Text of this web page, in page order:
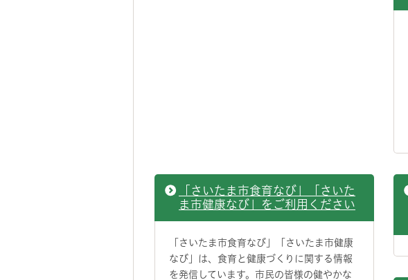
「さいたま市食育なび」「さいた
ま市健康なび」をご利用ください
「さいたま市食育なび」「さいたま市健康
なび」は、食育と健康づくりに関する情報
を発信しています。市民の皆様の健やかな